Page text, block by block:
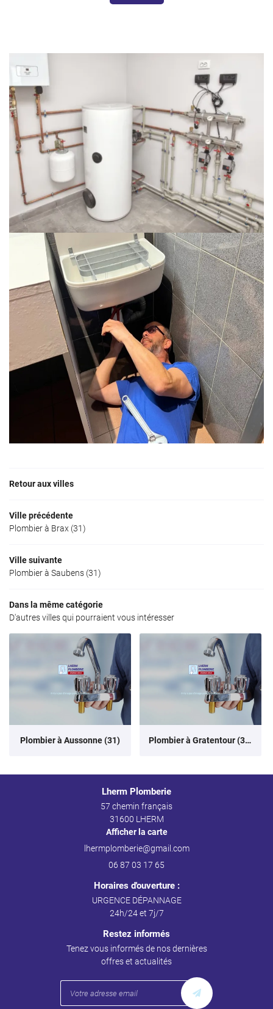
Retour aux villes
Ville précédente
Plombier à Brax (31)
Ville suivante
Plombier à Saubens (31)
Dans la même catégorie
D'autres villes qui pourraient vous intéresser
Plombier à Aussonne (31) Plombier à Gratentour (31)
Lherm Plomberie
57 chemin français
31600 LHERM
Afficher la carte
06 87 03 17 65
Horaires d'ouverture :
URGENCE DÉPANNAGE
24h/24 et 7j/7
Restez informés
Tenez vous informés de nos dernières
offres et actualités